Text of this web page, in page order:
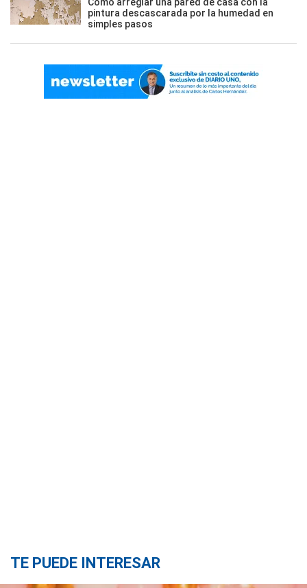
pintura descascarada por la humedad en
simples pasos
TE PUEDE INTERESAR